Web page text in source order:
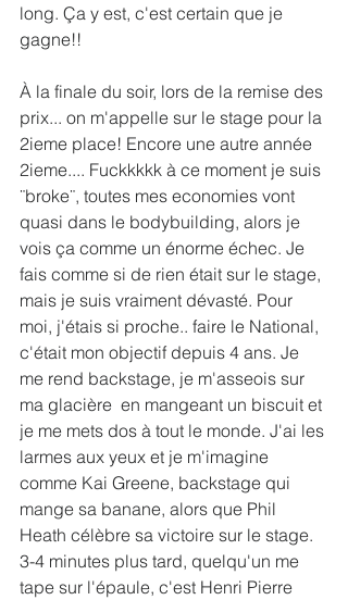
long. Ça y est, c'est certain que je
gagne!!
À la finale du soir, lors de la remise des
prix... on m'appelle sur le stage pour la
2ieme place! Encore une autre année
2ieme.... Fuckkkkk à ce moment je suis
¨broke¨, toutes mes economies vont
quasi dans le bodybuilding, alors je
vois ça comme un énorme échec. Je
fais comme si de rien était sur le stage,
mais je suis vraiment dévasté. Pour
moi, j'étais si proche.. faire le National,
c'était mon objectif depuis 4 ans. Je
me rend backstage, je m'asseois sur
ma glacière  en mangeant un biscuit et
je me mets dos à tout le monde. J'ai les
larmes aux yeux et je m'imagine
comme Kai Greene, backstage qui
mange sa banane, alors que Phil
Heath célèbre sa victoire sur le stage.
3-4 minutes plus tard, quelqu'un me
tape sur l'épaule, c'est Henri Pierre